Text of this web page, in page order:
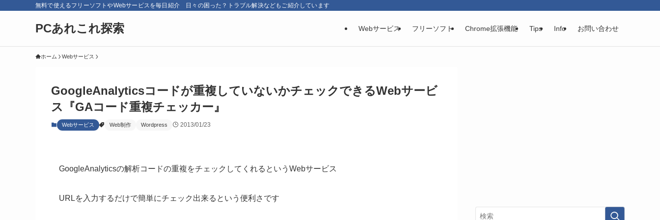
無料で使えるフリーソフトやWebサービスを毎日紹介 日々の困った？トラブル解決などもご紹介しています
PCあれこれ探索 Webサービス フリーソフト Chrome拡張機能 Tips Info お問い合わせ
ホーム Webサービス
GoogleAnalyticsコードが重複していないかチェックできるWebサービ
ス『GAコード重複チェッカー』
Webサービス Web制作 Wordpress 2013/01/23
GoogleAnalyticsの解析コードの重複をチェックしてくれるというWebサービス
URLを入力するだけで簡単にチェック出来るという便利さです